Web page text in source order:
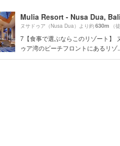
Mulia Resort - Nusa Dua, Bali
ヌサドゥア（Nusa Dua）より約630m （
7【食事で選ぶならこのリゾート】
ゥア湾のビーチフロントにあるリゾ